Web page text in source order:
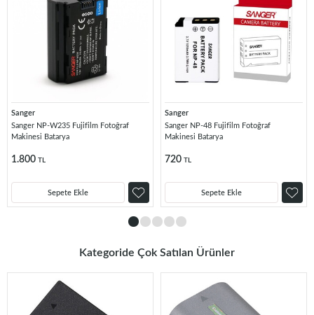
Sanger
Sanger NP-W235 Fujifilm Fotoğraf
Makinesi Batarya
1.800 TL
Sepete Ekle
Sanger
Sanger NP-48 Fujifilm Fotoğraf
Makinesi Batarya
720 TL
Sepete Ekle
Kategoride Çok Satılan Ürünler